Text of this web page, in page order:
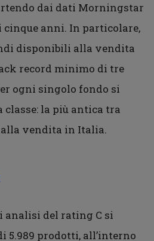
dai dati Morningstar
anni. In particolare,
disponibili alla vendita
record minimo di tre
ogni singolo fondo si
classe: la più antica tra
vendita in Italia.
analisi del rating C si
5.989 prodotti, all’interno